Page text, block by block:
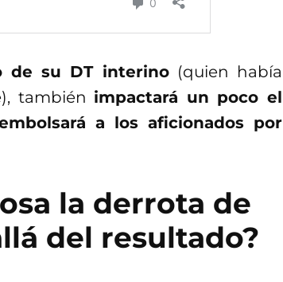
de su DT interino(quien había
también impactará un poco el
a los aficionados por
la derrota de
del resultado?